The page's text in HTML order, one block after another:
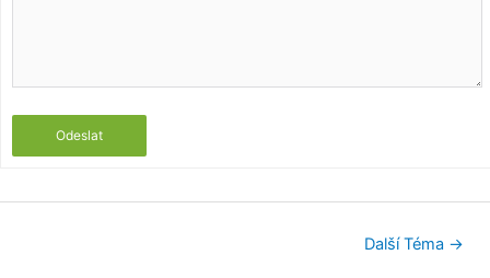
Odeslat
Další Téma →